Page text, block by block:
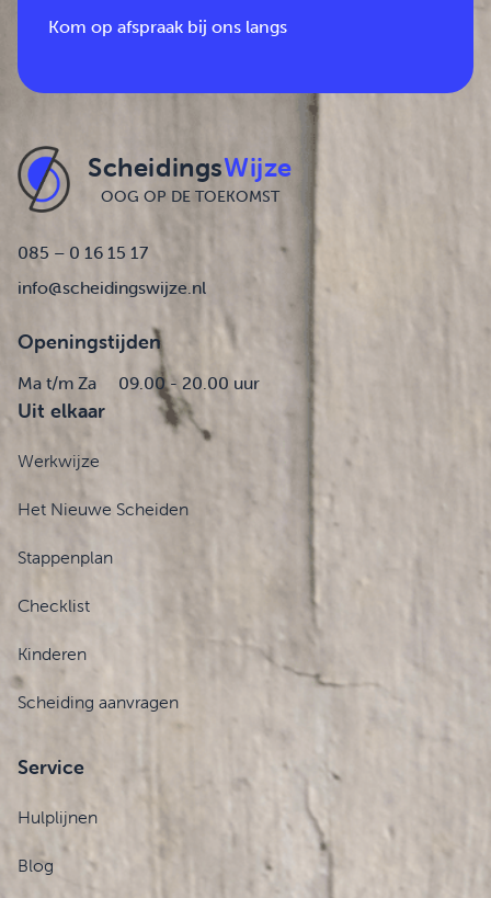
Kom op afspraak bij ons langs
ScheidingsWijze
OOG OP DE TOEKOMST
085 – 0 16 15 17
info@scheidingswijze.nl
Openingstijden
Ma t/m Za 09.00 - 20.00 uur
Uit elkaar
Werkwijze
Het Nieuwe Scheiden
Stappenplan
Checklist
Kinderen
Scheiding aanvragen
Service
Hulplijnen
Blog